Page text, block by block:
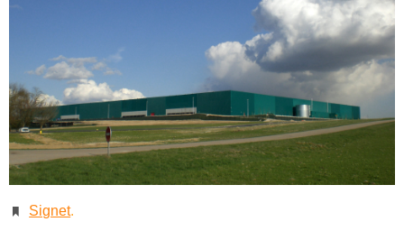
Signet.